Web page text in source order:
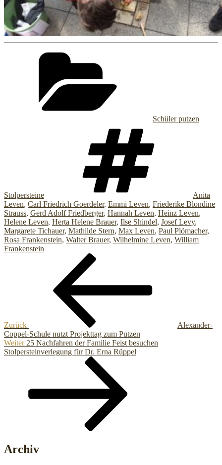
Schüler putzen
Stolpersteine
Anita
Leven, Carl Friedrich Goerdeler, Emmi Leven, Friederike Blondine
Strauss, Gerd Adolf Friedberger, Hannah Leven, Heinz Leven,
Helene Leven, Herta Helene Brauer, Ilse Shindel, Josef Levy,
Margarete Tichauer, Mathilde Stern, Max Leven, Paul Plömacher,
Rosa Frankenstein, Walter Brauer, Wilhelmine Leven, William
Frankenstein
Beitragsnavigation
Zurück
Alexander-
Coppel-Schule nutzt Projekttag zum Putzen
Nächster
Beitrag
Weiter 25 Nachfahren der Familie Feist besuchen
Stolpersteinverlegung für Dr. Erna Rüppel
Archiv